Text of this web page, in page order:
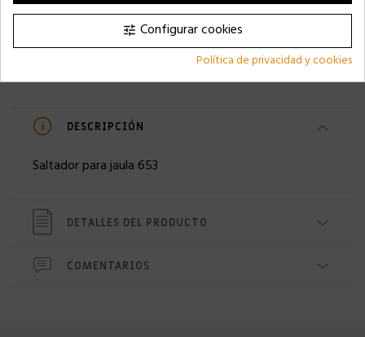
DESCRIPCIÓN
Saltador para jaula 653
DETALLES DEL PRODUCTO
COMENTARIOS
tune Configurar cookies
Política de privacidad y cookies